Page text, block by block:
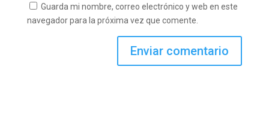
Guarda mi nombre, correo electrónico y web en este
navegador para la próxima vez que comente.